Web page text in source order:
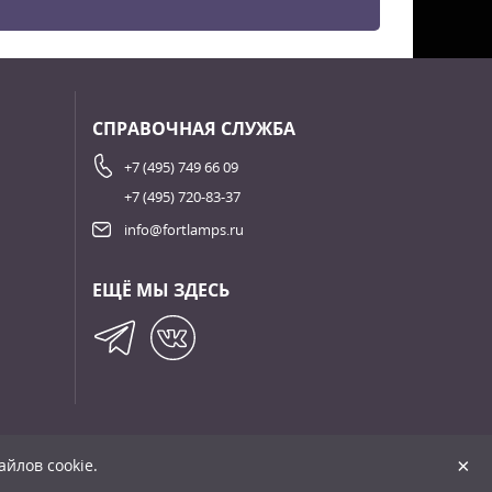
СПРАВОЧНАЯ СЛУЖБА
+7 (495) 749 66 09
+7 (495) 720-83-37
info@fortlamps.ru
ЕЩЁ МЫ ЗДЕСЬ
cookie. ×